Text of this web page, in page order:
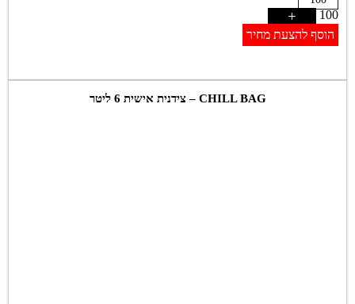
100
+
הוסף להצעת מחיר
CHILL BAG – צידנית אישית 6 ליטר